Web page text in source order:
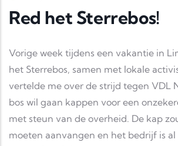
Red het Sterrebos!
Vorige week tijdens een vakantie in
het Sterrebos, samen met lokale
vertelde me over de strijd tegen VDL
bos wil gaan kappen voor een
met steun van de overheid. De kap
moeten aanvangen en het bedrijf is